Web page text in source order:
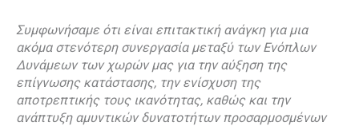
Συμφωνήσαμε ότι είναι επιτακτική ανάγκη για μια
ακόμα στενότερη συνεργασία μεταξύ των Ενόπλων
Δυνάμεων των χωρών μας για την αύξηση της
επίγνωσης κατάστασης, την ενίσχυση της
αποτρεπτικής τους ικανότητας, καθώς και την
ανάπτυξη αμυντικών δυνατοτήτων προσαρμοσμένων